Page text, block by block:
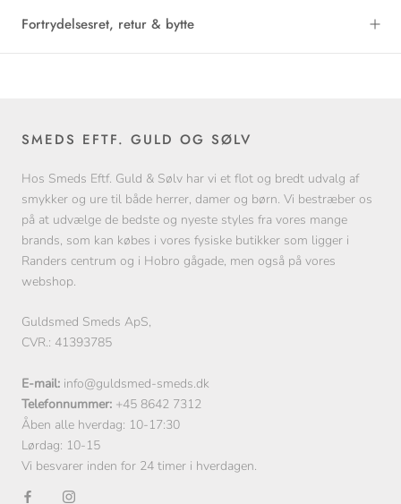
Fortrydelsesret, retur & bytte
SMEDS EFTF. GULD OG SØLV
Hos Smeds Eftf. Guld & Sølv har vi et flot og bredt udvalg af
smykker og ure til både herrer, damer og børn. Vi bestræber os
på at udvælge de bedste og nyeste styles fra vores mange
brands, som kan købes i vores fysiske butikker som ligger i
Randers centrum og i Hobro gågade, men også på vores
webshop.
Guldsmed Smeds ApS,
CVR.: 41393785
E-mail: info@guldsmed-smeds.dk
Telefonnummer: +45 8642 7312
Åben alle hverdag: 10-17:30
Lørdag: 10-15
Vi besvarer inden for 24 timer i hverdagen.